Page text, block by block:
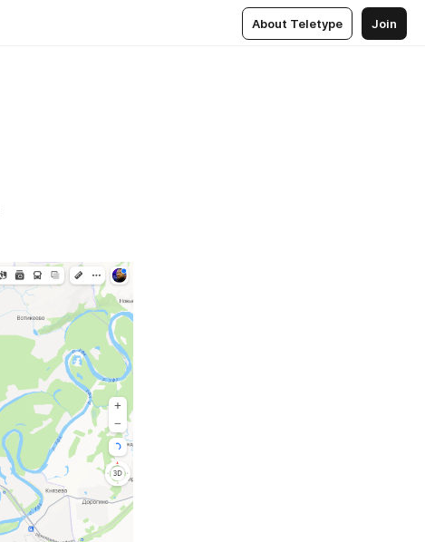
About Teletype Join